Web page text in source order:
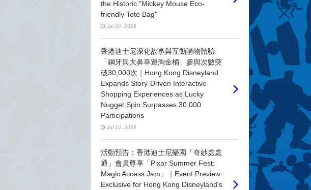
the Historic "Mickey Mouse Eco-
friendly Tote Bag"
Jul 20, 2026
香港迪士尼深化故事與互動購物體驗
「鋼牙與大鼻幸運淘金桶」參與次數突
破30,000次｜Hong Kong Disneyland
Expands Story-Driven Interactive
Shopping Experiences as Lucky
Nugget Spin Surpasses 30,000
Participations
Jul 10, 2026
活動預告：香港迪士尼樂園「奇妙處處
通」會員尊享「Pixar Summer Fest:
Magic Access Jam」｜Event Preview:
Exclusive for Hong Kong Disneyland's